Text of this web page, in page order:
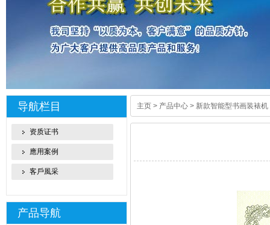
导航栏目
资质证书
應用案例
客戶風采
产品导航
主页 > 产品中心 > 新款智能型书画装裱机